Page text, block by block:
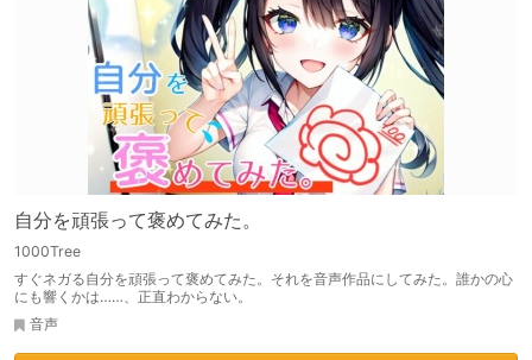
自分を頑張って褒めてみた。
1000Tree
すぐネガる自分を頑張って褒めてみた。それを音声作品にしてみた。誰かの心
にも響くかは……、正直わからない。
音声